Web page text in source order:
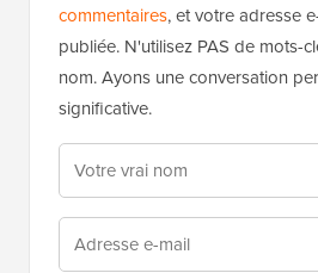
commentaires, et votre adresse
publiée. N'utilisez PAS de mots-
nom. Ayons une conversation
significative.